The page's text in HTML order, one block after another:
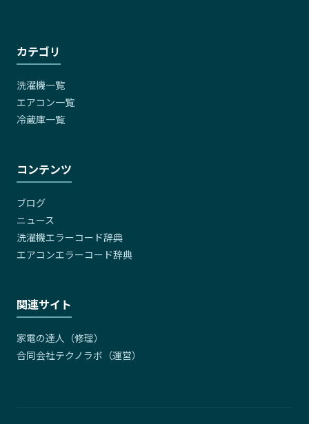
カテゴリ
洗濯機一覧
エアコン一覧
冷蔵庫一覧
コンテンツ
ブログ
ニュース
洗濯機エラーコード辞典
エアコンエラーコード辞典
関連サイト
家電の達人（修理）
合同会社テクノラボ（運営）